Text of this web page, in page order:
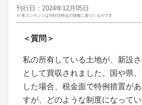
刊行日：2024年12月05日
※ 本コンテンツは刊行日時点の情報に基づくものです
＜質問＞
私の所有している土地が、新設
として買収されました。国や県
した場合、税金面で特例措置が
すが、どのような制度になって